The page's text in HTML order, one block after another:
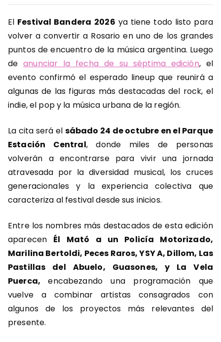
El Festival Bandera 2026 ya tiene todo listo para
volver a convertir a Rosario en uno de los grandes
puntos de encuentro de la música argentina. Luego
deanunciar la fecha de su séptima edición, el
evento confirmó el esperado lineup que reunirá a
algunas de las figuras más destacadas del rock, el
indie, el pop y la música urbana de la región.
La cita será el sábado 24 de octubre en el Parque
Estación Central, donde miles de personas
volverán a encontrarse para vivir una jornada
atravesada por la diversidad musical, los cruces
generacionales y la experiencia colectiva que
caracteriza al festival desde sus inicios.
Entre los nombres más destacados de esta edición
aparecen Él Mató a un Policía Motorizado,
Marilina Bertoldi, Peces Raros, YSY A, Dillom, Las
Pastillas del Abuelo, Guasones, y La Vela
Puerca,encabezando una programación que
vuelve a combinar artistas consagrados con
algunos de los proyectos más relevantes del
presente.